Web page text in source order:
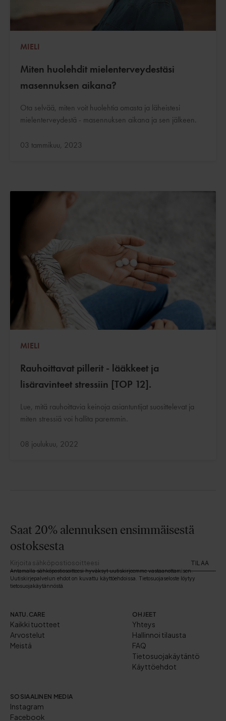
MIELI
Miten huolehdit mielenterveydestäsi
masennuksen aikana?
Ota selvää, miten voit huolehtia omasta ja läheistesi
mielenterveydestä - masennuksen aikana ja sen jälkeen.
Päivitetty:
03 tammikuu, 2023
MIELI
Rauhoittavat pillerit - lääkkeet ja
lisäravinteet stressiin [TOP 12].
Lue, mitä rauhoittavia keinoja asiantuntijat suosittelevat ja
miten stressiä voi hallita paremmin.
Päivitetty:
08 joulukuu, 2022
NATU.CARE
Kaikki tuotteet
Arvostelut
Meistä
OHJEET
Yhteys
Hallinnoi tilausta
FAQ
Tietosuojakäytäntö
Käyttöehdot
SOSIAALINEN MEDIA
Instagram
Facebook
Saat 20% alennuksen ensimmäisestä
ostoksesta
TILAA
Antamalla sähköpostiosoitteesi hyväksyt uutiskirjeemme vastaanottamisen.
Uutiskirjepalvelun ehdot on kuvattu käyttöehdoissa. Tietosuojaseloste löytyy
tietosuojakäytännöstä.